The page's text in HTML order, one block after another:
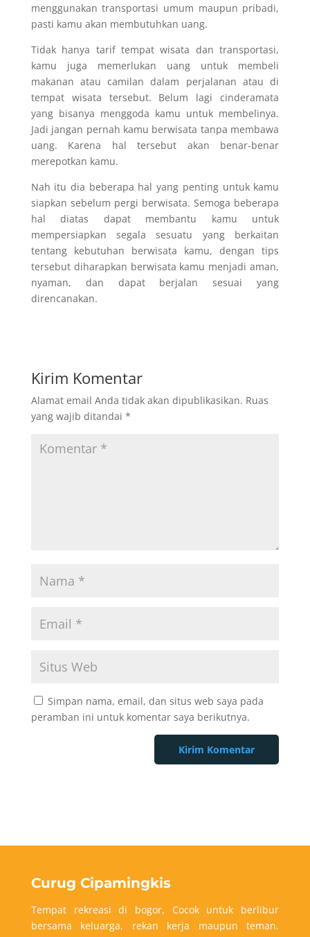
menggunakan transportasi umum maupun pribadi,
pasti kamu akan membutuhkan uang.
Tidak hanya tarif tempat wisata dan transportasi,
kamu juga memerlukan uang untuk membeli
makanan atau camilan dalam perjalanan atau di
tempat wisata tersebut. Belum lagi cinderamata
yang bisanya menggoda kamu untuk membelinya.
Jadi jangan pernah kamu berwisata tanpa membawa
uang. Karena hal tersebut akan benar-benar
merepotkan kamu.
Nah itu dia beberapa hal yang penting untuk kamu
siapkan sebelum pergi berwisata. Semoga beberapa
hal diatas dapat membantu kamu untuk
mempersiapkan segala sesuatu yang berkaitan
tentang kebutuhan berwisata kamu, dengan tips
tersebut diharapkan berwisata kamu menjadi aman,
nyaman, dan dapat berjalan sesuai yang
direncanakan.
Kirim Komentar
Alamat email Anda tidak akan dipublikasikan. Ruas
yang wajib ditandai *
Simpan nama, email, dan situs web saya pada
peramban ini untuk komentar saya berikutnya.
Curug Cipamingkis
Tempat rekreasi di bogor, Cocok untuk berlibur
bersama keluarga, rekan kerja maupun teman.